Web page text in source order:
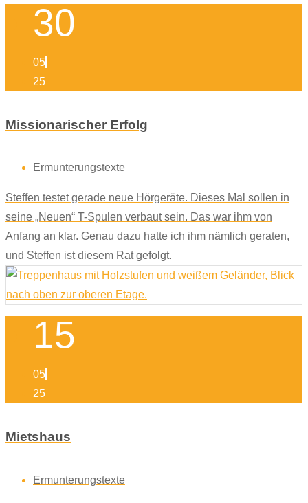
30
05
25
Missionarischer Erfolg
Ermunterungstexte
Steffen testet gerade neue Hörgeräte. Dieses Mal sollen in
seine „Neuen“ T-Spulen verbaut sein. Das war ihm von
Anfang an klar. Genau dazu hatte ich ihm nämlich geraten,
und Steffen ist diesem Rat gefolgt.
15
05
25
Mietshaus
Ermunterungstexte